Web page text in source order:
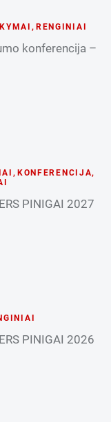
, RENGINIAI
konferencija –
, KONFERENCIJA,
PINIGAI 2027
PINIGAI 2026